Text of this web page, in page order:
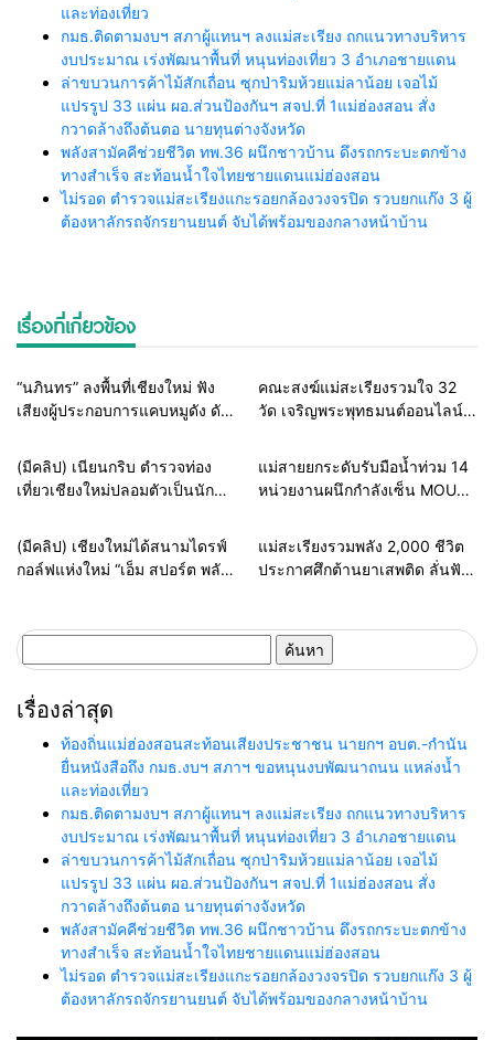
และท่องเที่ยว
กมธ.ติดตามงบฯ สภาผู้แทนฯ ลงแม่สะเรียง ถกแนวทางบริหาร
งบประมาณ เร่งพัฒนาพื้นที่ หนุนท่องเที่ยว 3 อำเภอชายแดน
ล่าขบวนการค้าไม้สักเถื่อน ซุกป่าริมห้วยแม่ลาน้อย เจอไม้
แปรรูป 33 แผ่น ผอ.ส่วนป้องกันฯ สจป.ที่ 1แม่ฮ่องสอน สั่ง
กวาดล้างถึงต้นตอ นายทุนต่างจังหวัด
พลังสามัคคีช่วยชีวิต ทพ.36 ผนึกชาวบ้าน ดึงรถกระบะตกข้าง
ทางสำเร็จ สะท้อนน้ำใจไทยชายแดนแม่ฮ่องสอน
ไม่รอด ตำรวจแม่สะเรียงแกะรอยกล้องวงจรปิด รวบยกแก๊ง 3 ผู้
ต้องหาลักรถจักรยานยนต์ จับได้พร้อมของกลางหน้าบ้าน
เรื่องที่เกี่ยวข้อง
Home ธุรกิจ-บันเทิง
“นภินทร” ลงพื้นที่เชียงใหม่ ฟัง
เสียงผู้ประกอบการแคบหมูดัง ดัน
ชาติ ยกระดับ SMEs
Home สายธรรมะ-พระเครื่อง
คณะสงฆ์แม่สะเรียงรวมใจ 32
วัด เจริญพระพุทธมนต์ออนไลน์
พลังแห่งศรัทธาถวายเป็นพระ
ราชกุศล
Home แวดวงตำรวจ
(มีคลิป) เนียนกริบ ตำรวจท่อง
เที่ยวเชียงใหม่ปลอมตัวเป็นนัก
ต่างด้าวเปิดทัวร์เถื่อน รับบทไกด์
ผิดกฎหมาย
Home รอบรั้วทั่วไทย
แม่สายยกระดับรับมือน้ำท่วม 14
หน่วยงานผนึกกำลังเซ็น MOU
พร้อมช่วยประชาชนทุก
สถานการณ์
Home ธุรกิจ-บันเทิง
(มีคลิป) เชียงใหม่ได้สนามไดรฟ์
กอล์ฟแห่งใหม่ “เอ็ม สปอร์ต พลัส”
Lifestyle Destination
Home รอบรั้วทั่วไทย
แม่สะเรียงรวมพลัง 2,000 ชีวิต
ประกาศศึกต้านยาเสพติด ลั่นฟัน
สำหรับ:
เรื่องล่าสุด
ท้องถิ่นแม่ฮ่องสอนสะท้อนเสียงประชาชน นายกฯ อบต.-กำนัน
ยื่นหนังสือถึง กมธ.งบฯ สภาฯ ขอหนุนงบพัฒนาถนน แหล่งน้ำ
และท่องเที่ยว
กมธ.ติดตามงบฯ สภาผู้แทนฯ ลงแม่สะเรียง ถกแนวทางบริหาร
งบประมาณ เร่งพัฒนาพื้นที่ หนุนท่องเที่ยว 3 อำเภอชายแดน
ล่าขบวนการค้าไม้สักเถื่อน ซุกป่าริมห้วยแม่ลาน้อย เจอไม้
แปรรูป 33 แผ่น ผอ.ส่วนป้องกันฯ สจป.ที่ 1แม่ฮ่องสอน สั่ง
กวาดล้างถึงต้นตอ นายทุนต่างจังหวัด
พลังสามัคคีช่วยชีวิต ทพ.36 ผนึกชาวบ้าน ดึงรถกระบะตกข้าง
ทางสำเร็จ สะท้อนน้ำใจไทยชายแดนแม่ฮ่องสอน
ไม่รอด ตำรวจแม่สะเรียงแกะรอยกล้องวงจรปิด รวบยกแก๊ง 3 ผู้
ต้องหาลักรถจักรยานยนต์ จับได้พร้อมของกลางหน้าบ้าน